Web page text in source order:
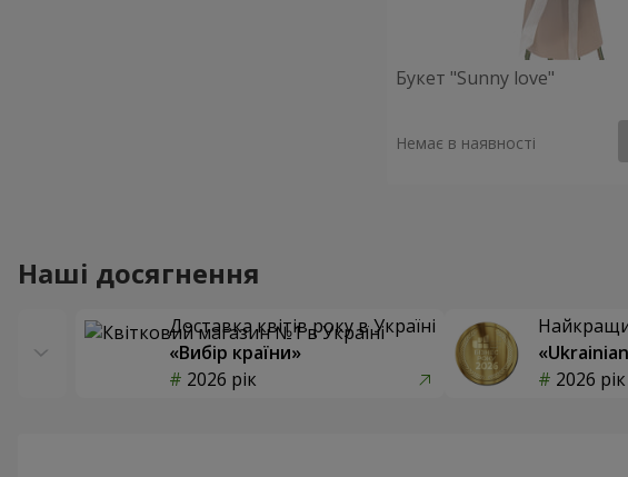
Букет "Sunny love"
Немає в наявності
Наші досягнення
Доставка квітів року в Україні
«Вибір країни»
2026 рік
2026 рік